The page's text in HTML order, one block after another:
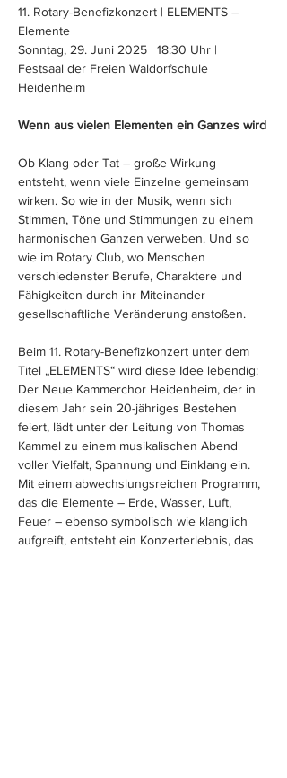
11. Rotary-Benefizkonzert | ELEMENTS –
Elemente
Sonntag, 29. Juni 2025 | 18:30 Uhr |
Festsaal der Freien Waldorfschule
Heidenheim
Wenn aus vielen Elementen ein Ganzes wird
Ob Klang oder Tat – große Wirkung
entsteht, wenn viele Einzelne gemeinsam
wirken. So wie in der Musik, wenn sich
Stimmen, Töne und Stimmungen zu einem
harmonischen Ganzen verweben. Und so
wie im Rotary Club, wo Menschen
verschiedenster Berufe, Charaktere und
Fähigkeiten durch ihr Miteinander
gesellschaftliche Veränderung anstoßen.
Beim 11. Rotary-Benefizkonzert unter dem
Titel „ELEMENTS“ wird diese Idee lebendig:
Der Neue Kammerchor Heidenheim, der in
diesem Jahr sein 20-jähriges Bestehen
feiert, lädt unter der Leitung von Thomas
Kammel zu einem musikalischen Abend
voller Vielfalt, Spannung und Einklang ein.
Mit einem abwechslungsreichen Programm,
das die Elemente – Erde, Wasser, Luft,
Feuer – ebenso symbolisch wie klanglich
aufgreift, entsteht ein Konzerterlebnis, das